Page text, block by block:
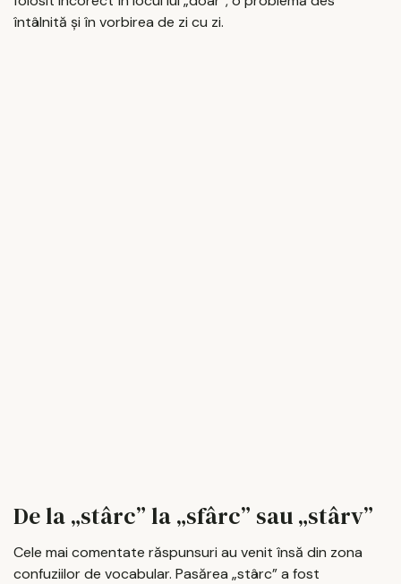
întâlnită și în vorbirea de zi cu zi.
De la „stârc” la „sfârc” sau „stârv”
Cele mai comentate răspunsuri au venit însă din zona
confuziilor de vocabular. Pasărea „stârc” a fost